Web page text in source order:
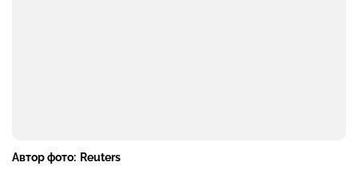
Автор фото: Reuters